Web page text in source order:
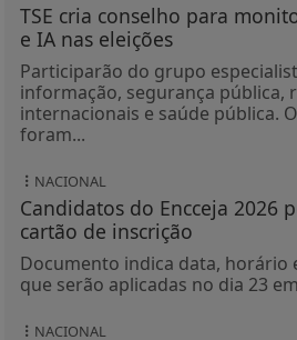
TSE cria conselho para
e IA nas eleições
Participarão do grupo
informação, segurança pública,
internacionais e saúde pública.
foram...
NACIONAL
Candidatos do Encceja 2026
cartão de inscrição
Documento indica data, horário
que serão aplicadas no dia 23
NACIONAL